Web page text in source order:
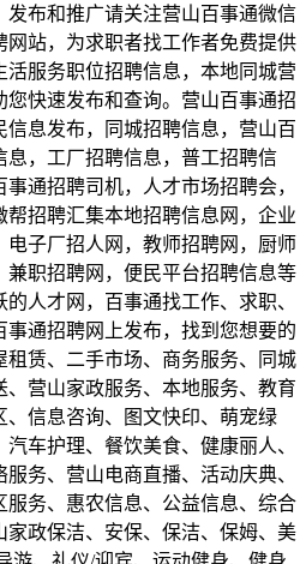
发布和推广请关注营山百事通微信
网站，为求职者找工作者免费提供
活服务职位招聘信息，本地同城营
快速发布和查询。营山百事通招
息发布，同城招聘信息，营山百
，工厂招聘信息，普工招聘信
通招聘司机，人才市场招聘会，
招聘汇集本地招聘信息网，企业
子厂招人网，教师招聘网，厨师
职招聘网，便民平台招聘信息等
人才网，百事通找工作、求职、
通招聘网上发布，找到您想要的
赁、二手市场、商务服务、同城
营山家政服务、本地服务、教育
信息咨询、图文快印、萌宠绿
车护理、餐饮美食、健康丽人、
务、营山电商直播、活动庆典、
务、惠农信息、公益信息、综合
政保洁、安保、保洁、保姆、美